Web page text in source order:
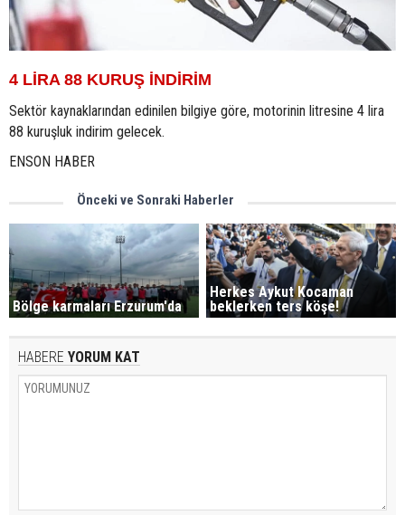
4 LİRA 88 KURUŞ İNDİRİM
Sektör kaynaklarından edinilen bilgiye göre, motorinin litresine 4 lira
88 kuruşluk indirim gelecek.
ENSON HABER
Önceki ve Sonraki Haberler
Bölge karmaları Erzurum'da
Herkes Aykut Kocaman
beklerken ters köşe!
HABERE YORUM KAT